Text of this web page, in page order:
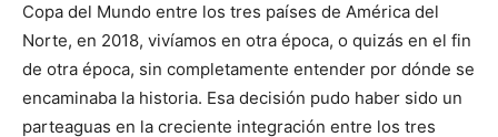
Copa del Mundo entre los tres países de América del
Norte, en 2018, vivíamos en otra época, o quizás en el fin
de otra época, sin completamente entender por dónde se
encaminaba la historia. Esa decisión pudo haber sido un
parteaguas en la creciente integración entre los tres